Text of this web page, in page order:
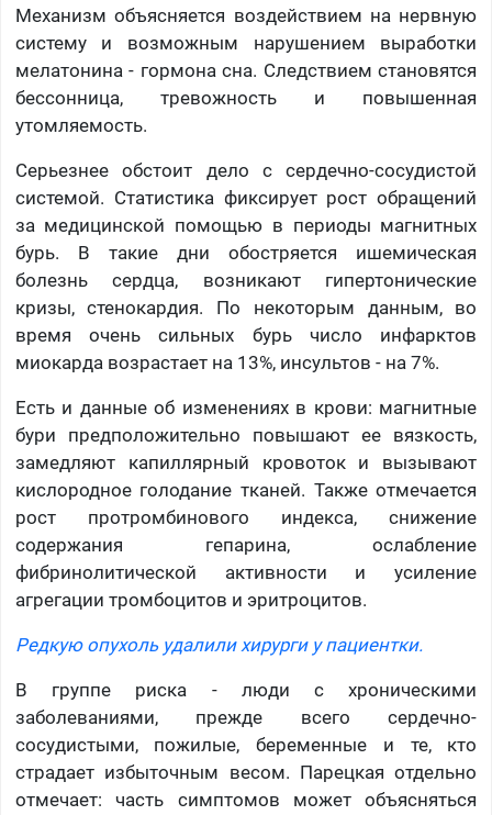
Механизм объясняется воздействием на нервную
систему и возможным нарушением выработки
мелатонина - гормона сна. Следствием становятся
бессонница, тревожность и повышенная
утомляемость.
Серьезнее обстоит дело с сердечно-сосудистой
системой. Статистика фиксирует рост обращений
за медицинской помощью в периоды магнитных
бурь. В такие дни обостряется ишемическая
болезнь сердца, возникают гипертонические
кризы, стенокардия. По некоторым данным, во
время очень сильных бурь число инфарктов
миокарда возрастает на 13%, инсультов - на 7%.
Есть и данные об изменениях в крови: магнитные
бури предположительно повышают ее вязкость,
замедляют капиллярный кровоток и вызывают
кислородное голодание тканей. Также отмечается
рост протромбинового индекса, снижение
содержания гепарина, ослабление
фибринолитической активности и усиление
агрегации тромбоцитов и эритроцитов.
Редкую опухоль удалили хирурги у пациентки.
В группе риска - люди с хроническими
заболеваниями, прежде всего сердечно-
сосудистыми, пожилые, беременные и те, кто
страдает избыточным весом. Парецкая отдельно
отмечает: часть симптомов может объясняться